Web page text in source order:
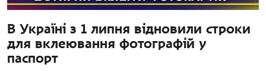
В Україні з 1 липня відновили строки
для вклеювання фотографій у
паспорт